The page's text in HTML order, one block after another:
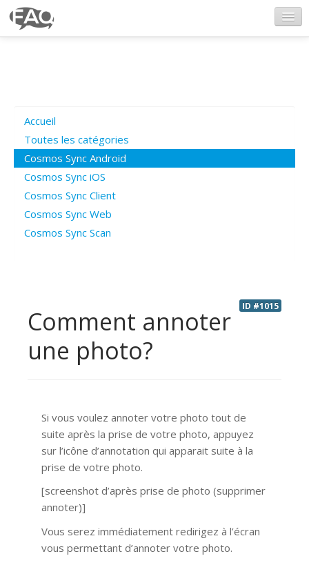
Poser une question
Questions ouvertes
Connexion
Accueil
Toutes les catégories
Cosmos Sync Android
Cosmos Sync iOS
Cosmos Sync Client
Cosmos Sync Web
Cosmos Sync Scan
ID #1015
Comment annoter
une photo?
Si vous voulez annoter votre photo tout de
suite après la prise de votre photo, appuyez
sur l’icône d’annotation qui apparait suite à la
prise de votre photo.
[screenshot d’après prise de photo (supprimer
annoter)]
Vous serez immédiatement redirigez à l’écran
vous permettant d’annoter votre photo.